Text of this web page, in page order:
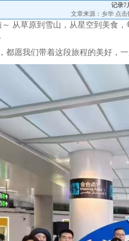
记录7
文章来源：乡华 点击
从草原到雪山，从星空到美食
都愿我们带着这段旅程的美好，